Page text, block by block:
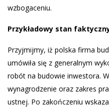
wzbogaceniu.
Przykładowy stan
Przyjmijmy, iż polska firma
umówiła się z generalnym
robót na budowie inwestora.
wynagrodzenie oraz zakres
ustnej. Po zakończeniu